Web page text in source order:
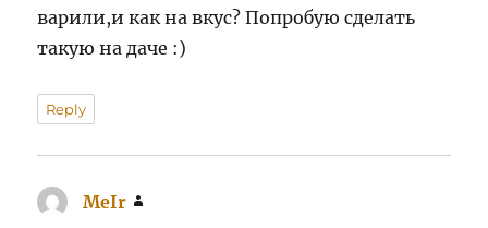
варили,и как на вкус? Попробую сделать
такую на даче :)
Reply
MeIr